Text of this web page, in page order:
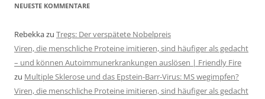
NEUESTE KOMMENTARE
Rebekkazu Tregs: Der verspätete Nobelpreis
Viren, die menschliche Proteine imitieren, sind häufiger als gedacht
– und können Autoimmunerkrankungen auslösen | Friendly Fire
zu Multiple Sklerose und das Epstein-Barr-Virus: MS wegimpfen?
Viren, die menschliche Proteine imitieren, sind häufiger als gedacht